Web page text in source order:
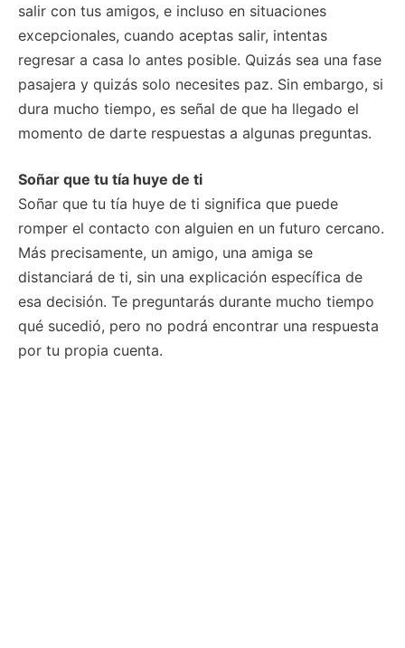
salir con tus amigos, e incluso en situaciones
excepcionales, cuando aceptas salir, intentas
regresar a casa lo antes posible. Quizás sea una fase
pasajera y quizás solo necesites paz. Sin embargo, si
dura mucho tiempo, es señal de que ha llegado el
momento de darte respuestas a algunas preguntas.
Soñar que tu tía huye de ti
Soñar que tu tía huye de ti significa que puede
romper el contacto con alguien en un futuro cercano.
Más precisamente, un amigo, una amiga se
distanciará de ti, sin una explicación específica de
esa decisión. Te preguntarás durante mucho tiempo
qué sucedió, pero no podrá encontrar una respuesta
por tu propia cuenta.